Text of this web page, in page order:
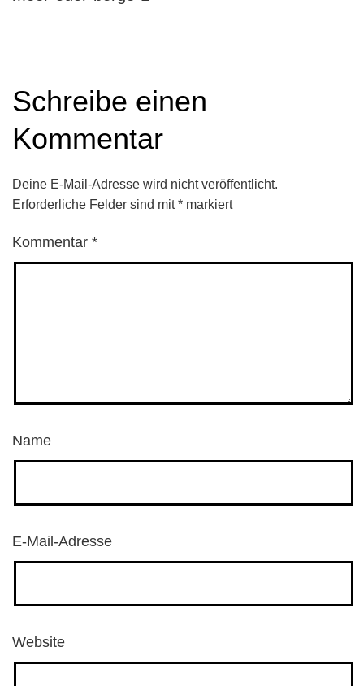
Schreibe einen
Kommentar
Deine E-Mail-Adresse wird nicht veröffentlicht.
Erforderliche Felder sind mit* markiert
Kommentar *
Name
E-Mail-Adresse
Website